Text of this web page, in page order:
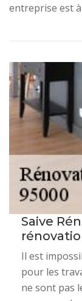
entreprise est
Saive
Il est
pour les
ne sont pas